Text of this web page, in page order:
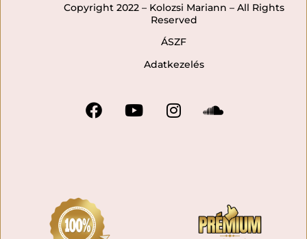
Copyright 2022 – Kolozsi Mariann – All Rights
Reserved
ÁSZF
Adatkezelés